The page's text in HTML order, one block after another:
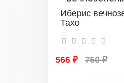
Иберис
Тахо
566 ₽ 750 ₽